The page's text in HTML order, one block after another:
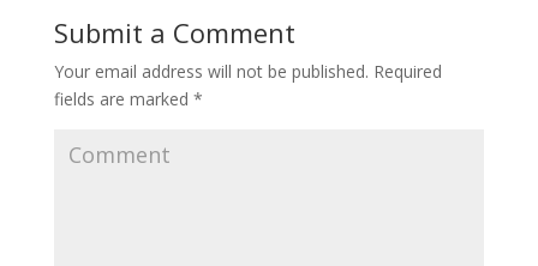
Submit a Comment
Your email address will not be published. Required
fields are marked *